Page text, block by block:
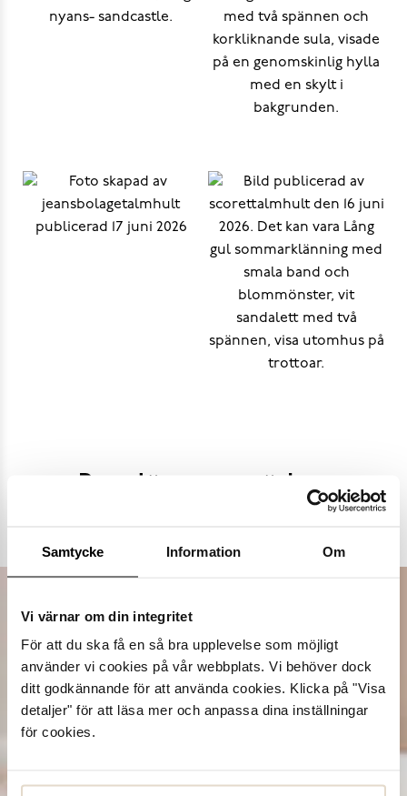
Samtycke Information Om
Vi värnar om din integritet
För att du ska få en så bra upplevelse som möjligt
använder vi cookies på vår webbplats. Vi behöver dock
ditt godkännande för att använda cookies. Klicka på "Visa
detaljer" för att läsa mer och anpassa dina inställningar
för cookies.
Populära varumärken